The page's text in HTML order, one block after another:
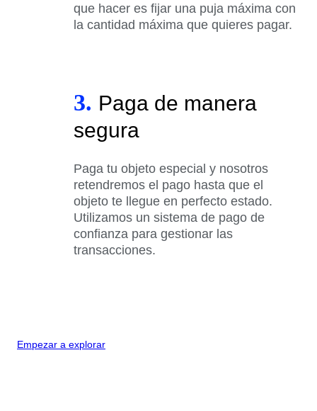
que hacer es fijar una puja máxima con
la cantidad máxima que quieres pagar.
3. Paga de manera
segura
Paga tu objeto especial y nosotros
retendremos el pago hasta que el
objeto te llegue en perfecto estado.
Utilizamos un sistema de pago de
confianza para gestionar las
transacciones.
Empezar a explorar